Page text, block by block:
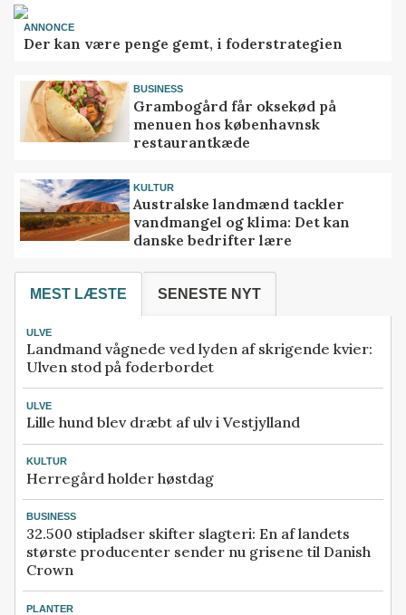
ANNONCE
Der kan være penge gemt, i foderstrategien
BUSINESS
Grambogård får oksekød på
menuen hos københavnsk
restaurantkæde
KULTUR
Australske landmænd tackler
vandmangel og klima: Det kan
danske bedrifter lære
MEST LÆSTE SENESTE NYT
ULVE
Landmand vågnede ved lyden af skrigende kvier:
Ulven stod på foderbordet
ULVE
Lille hund blev dræbt af ulv i Vestjylland
KULTUR
Herregård holder høstdag
BUSINESS
32.500 stipladser skifter slagteri: En af landets
største producenter sender nu grisene til Danish
Crown
PLANTER